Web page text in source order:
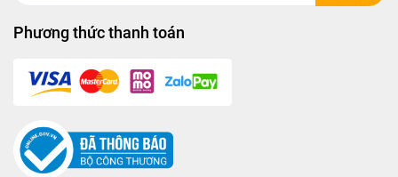
Phương thức thanh toán